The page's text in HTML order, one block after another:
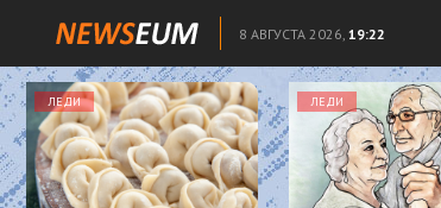
8 АВГУСТА 2026, 19:22
ЛЕДИ ЛЕДИ